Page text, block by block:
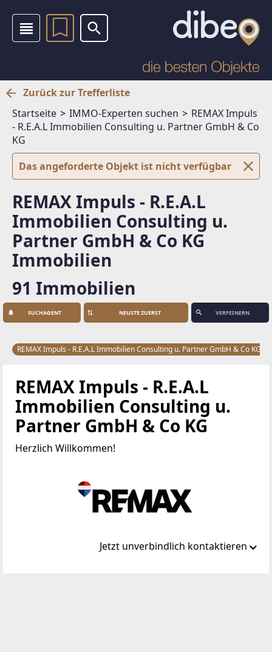
Zurück zur Trefferliste
Startseite
IMMO-Experten suchen
REMAX Impuls
- R.E.A.L Immobilien Consulting u. Partner GmbH & Co
KG
Das angeforderte Objekt ist nicht verfügbar
REMAX Impuls - R.E.A.L
Immobilien Consulting u.
Partner GmbH & Co KG
Immobilien
91 Immobilien
SUCHAGENT VERFEINERN
REMAX Impuls - R.E.A.L Immobilien Consulting u. Partner GmbH & Co KG
REMAX Impuls - R.E.A.L
Immobilien Consulting u.
Partner GmbH & Co KG
Herzlich Willkommen!
Jetzt unverbindlich kontaktieren